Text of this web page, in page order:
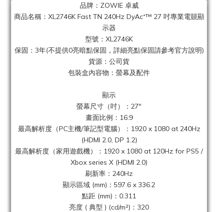
品牌：ZOWIE 卓威
商品名稱：XL2746K Fast TN 240Hz DyAc⁺™ 27 吋專業電竸顯
示器
型號：XL2746K
保固：3年(不提供0亮暗點保固，詳細亮點保固請參考官方說明)
貨源：公司貨
包裝盒內容物：螢幕及配件
顯示
螢幕尺寸（吋）：27"
畫面比例：16:9
最高解析度（PC主機/筆記型電腦）：1920 x 1080 at 240Hz
(HDMI 2.0, DP 1.2)‎‎‎‎
最高解析度（家用遊戲機）：1920 x 1080 at 120Hz for PS5 /
Xbox series X (HDMI 2.0)
刷新率：240Hz
顯示區域 (mm)：597.6 x 336.2
點距 (mm)：0.311
亮度 ( 典型 ) (cd/m²)‎：320